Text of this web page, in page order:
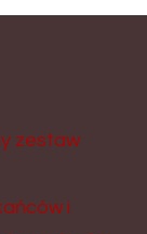
zestaw
i